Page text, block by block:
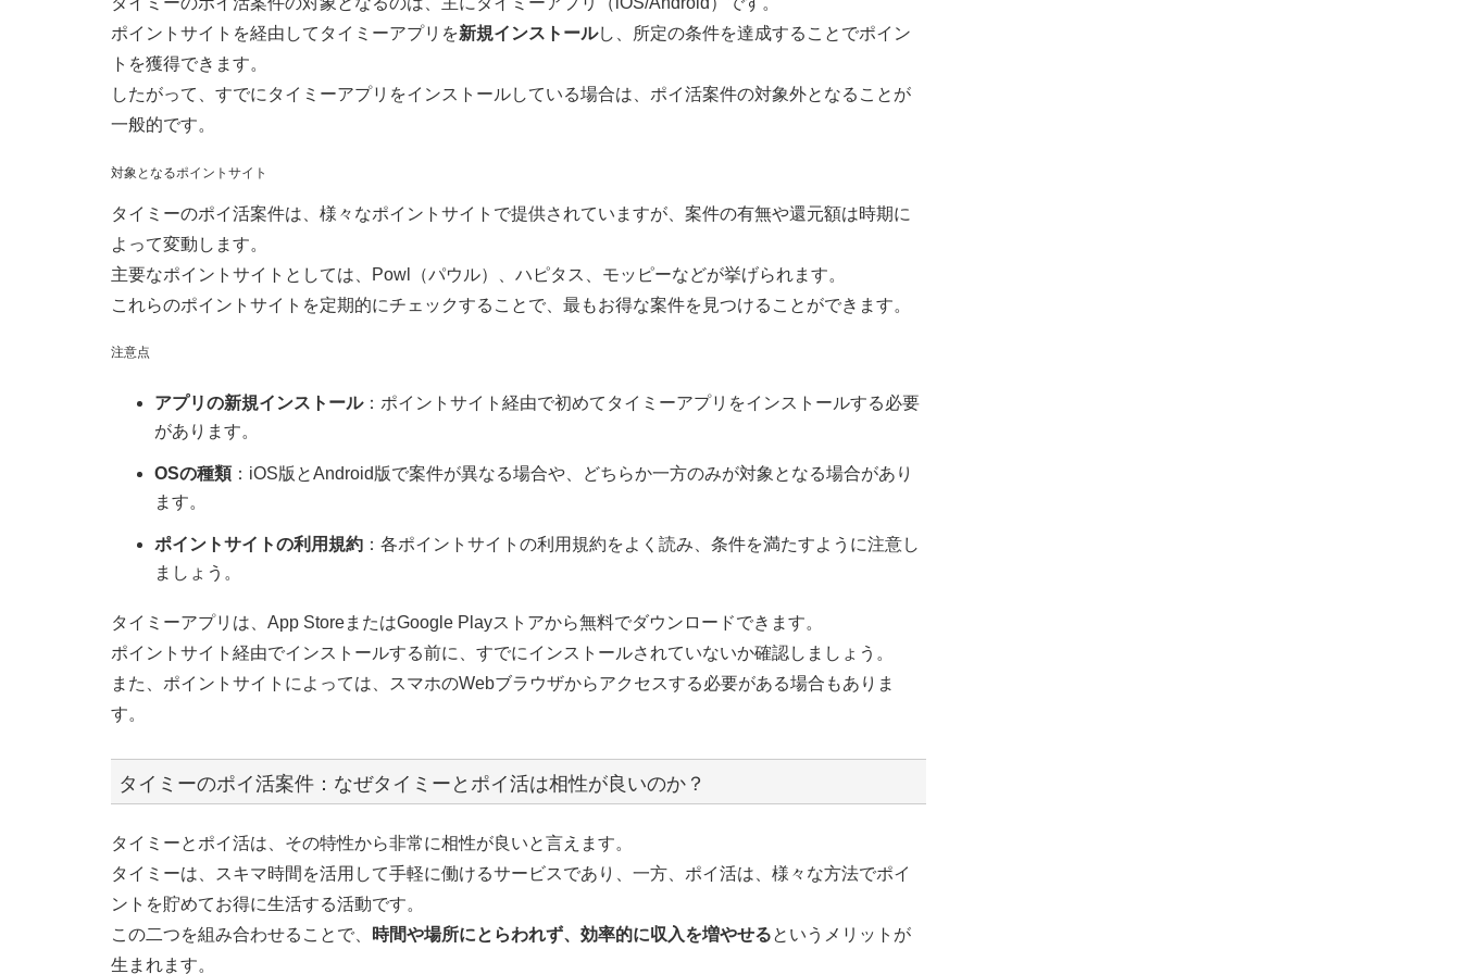
ポイントサイトを経由してタイミーアプリを新規インストールし、所定の条件を達成することでポイン
トを獲得できます。
したがって、すでにタイミーアプリをインストールしている場合は、ポイ活案件の対象外となることが
一般的です。
対象となるポイントサイト
タイミーのポイ活案件は、様々なポイントサイトで提供されていますが、案件の有無や還元額は時期に
よって変動します。
主要なポイントサイトとしては、Powl（パウル）、ハピタス、モッピーなどが挙げられます。
これらのポイントサイトを定期的にチェックすることで、最もお得な案件を見つけることができます。
注意点
アプリの新規インストール：ポイントサイト経由で初めてタイミーアプリをインストールする必要
があります。
OSの種類：iOS版とAndroid版で案件が異なる場合や、どちらか一方のみが対象となる場合があり
ます。
ポイントサイトの利用規約 ：各ポイントサイトの利用規約をよく読み、条件を満たすように注意し
ましょう。
タイミーアプリは、App StoreまたはGoogle Playストアから無料でダウンロードできます。
ポイントサイト経由でインストールする前に、すでにインストールされていないか確認しましょう。
また、ポイントサイトによっては、スマホのWebブラウザからアクセスする必要がある場合もありま
す。
タイミーのポイ活案件：なぜタイミーとポイ活は相性が良いのか？
タイミーとポイ活は、その特性から非常に相性が良いと言えます。
タイミーは、スキマ時間を活用して手軽に働けるサービスであり、一方、ポイ活は、様々な方法でポイ
ントを貯めてお得に生活する活動です。
この二つを組み合わせることで、
時間や場所にとらわれず、効率的に収入を増やせるというメリットが
生まれます。